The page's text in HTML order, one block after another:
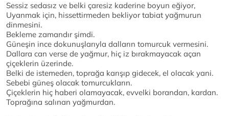
Sessiz sedasız ve belki çaresiz kaderine boyun eğiyor,
Uyanmak için, hissettirmeden bekliyor tabiat yağmurun
dinmesini.
Bekleme zamandır şimdi.
Güneşin ince dokunuşlarıyla dalların tomurcuk vermesini.
Dallara can verse de yağmur, hiç iz bırakmayacak açan
çiçeklerin üzerinde.
Belki de istemeden, toprağa karışıp gidecek, el olacak yani.
Sebebi güneş olacak tomurcukların.
Çiçeklerin hiç haberi olamayacak, evvelki borandan, kardan.
Toprağına salınan yağmurdan.